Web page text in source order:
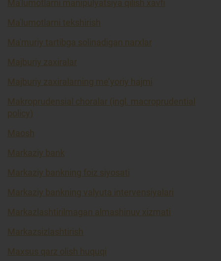
Ma'lumotlarni manipulyatsiya qilish xavfi
Ma'lumotlarni tekshirish
Ma'muriy tartibga solinadigan narxlar
Majburiy zaxiralar
Majburiy zaxiralarning me’yoriy hajmi
Makroprudensial choralar (ingl. macroprudential
policy)
Maosh
Markaziy bank
Markaziy bankning foiz siyosati
Markaziy bankning valyuta intervensiyalari
Markazlashtirilmagan almashinuv xizmati
Markazsizlashtirish
Maxsus qarz olish huquqi